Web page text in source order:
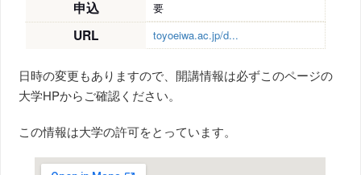
申込
要
URL toyoeiwa.ac.jp/d...
日時の変更もありますので、開講情報は必ずこのページの
大学HPからご確認ください。
この情報は大学の許可をとっています。